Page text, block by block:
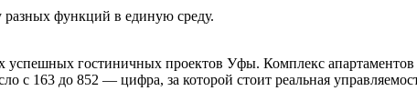
разных функций в единую среду.
гостиничных проектов Уфы. Комплекс
с 163 до 852 — цифра, за которой стоит реальная